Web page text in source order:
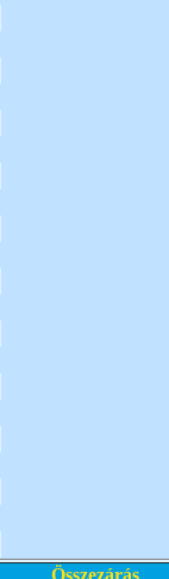
Összezárás